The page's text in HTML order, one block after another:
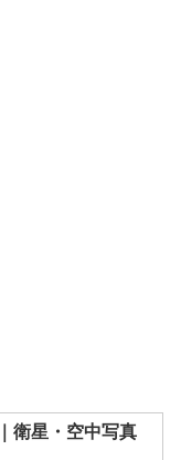
衛星・空中写真